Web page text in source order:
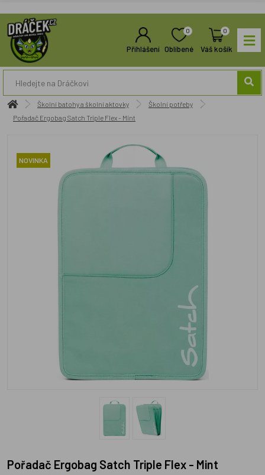
Přihlášení
0
Oblíbené
0
Váš košík
Školní batohy a školní aktovky
Školní potřeby
Pořadač Ergobag Satch Triple Flex - Mint
NOVINKA
Pořadač Ergobag Satch Triple Flex - Mint